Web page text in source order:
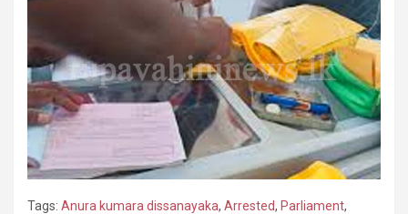
Tags: Anura kumara dissanayaka, Arrested, Parliament,